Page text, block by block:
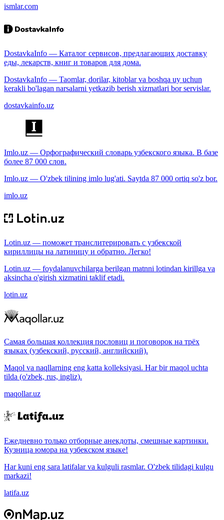
ismlar.com
DostavkaInfo — Каталог сервисов, предлагающих доставку
еды, лекарств, книг и товаров для дома.
DostavkaInfo — Taomlar, dorilar, kitoblar va boshqa uy uchun
kerakli bo'lagan narsalarni yetkazib berish xizmatlari bor servislar.
dostavkainfo.uz
Imlo.uz — Орфографический словарь узбекского языка. В базе
более 87 000 слов.
Imlo.uz — O'zbek tilining imlo lug'ati. Saytda 87 000 ortiq so'z bor.
imlo.uz
Lotin.uz — поможет транслитерировать с узбекской
кириллицы на латиницу и обратно. Легко!
Lotin.uz — foydalanuvchilarga berilgan matnni lotindan kirillga va
aksincha o'girish xizmatini taklif etadi.
lotin.uz
Самая большая коллекция пословиц и поговорок на трёх
языках (узбекский, русский, английский).
Maqol va naqllarning eng katta kolleksiyasi. Har bir maqol uchta
tilda (o'zbek, rus, ingliz).
maqollar.uz
Ежедневно только отборные анекдоты, смешные картинки.
Кузница юмора на узбекском языке!
Har kuni eng sara latifalar va kulguli rasmlar. O'zbek tilidagi kulgu
markazi!
latifa.uz